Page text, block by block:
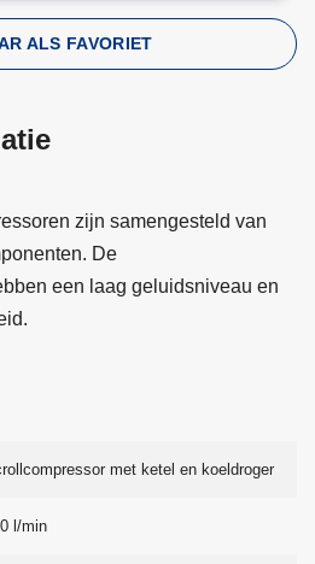
ALS FAVORIET
zijn samengesteld van
De
een laag geluidsniveau en
met ketel en koeldroger
l/min